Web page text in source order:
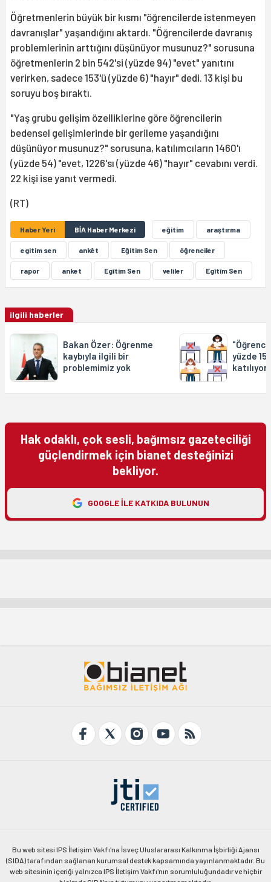
Öğretmenlerin büyük bir kısmı "öğrencilerde istenmeyen
davranışlar" yaşandığını aktardı. "Öğrencilerde davranış
problemlerinin arttığını düşünüyor musunuz?" sorusuna
öğretmenlerin 2 bin 542'si (yüzde 94) "evet" yanıtını
verirken, sadece 153'ü (yüzde 6) "hayır" dedi. 13 kişi bu
soruyu boş bıraktı.
"Yaş grubu gelişim özelliklerine göre öğrencilerin
bedensel gelişimlerinde bir gerileme yaşandığını
düşünüyor musunuz?" sorusuna, katılımcıların 1460'ı
(yüzde 54) "evet, 1226'sı (yüzde 46) "hayır" cevabını verdi.
22 kişi ise yanıt vermedi.
(RT)
Haber Yeri BİA Haber Merkezi eğitim araştırma
egitim sen ankêt Eğitim Sen öğrenciler
rapor anket Egîtim Sen veliler Egîtîm Sen
ilgili haberler
Bakan Özer: Öğrenme
kaybıyla ilgili bir
problemimiz yok
yüzde
katılıyor"
Hak odaklı, çok sesli, bağımsız gazeteciliği
güçlendirmek için bianet desteğinizi
bekliyor.
GOOGLE ILE KATKIDA BULUNUN
Bu web sitesi IPS İletişim Vakfı'na İsveç Uluslararası Kalkınma İşbirliği Ajansı
(SIDA) tarafından sağlanan kurumsal destek kapsamında yayınlanmaktadır. Bu
web sitesinin içeriği yalnızca IPS İletişim Vakfı'nın sorumluluğundadır ve hiçbir